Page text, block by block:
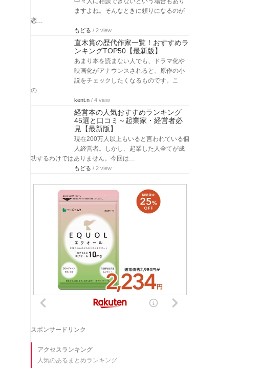
ますよね。そんなときに頼りになるのが
恋…
もどる / 2 view
直木賞の歴代作家一覧！おすすめラ
ンキングTOP50【最新版】
あまり本を読まない人でも、ドラマ化や
映画化がアナウンスされると、原作の小
説をチェックしたくなるものです。こ
の…
kent.n / 4 view
経営本の人気おすすめランキング
45選と口コミ～起業家・経営者必
見【最新版】
現在200万人以上もいると言われている個
人経営者。しかし、起業した人全てが成
功するわけではありません。今回は…
もどる / 2 view
スポンサードリンク
アクセスランキング
人気のあるまとめランキング